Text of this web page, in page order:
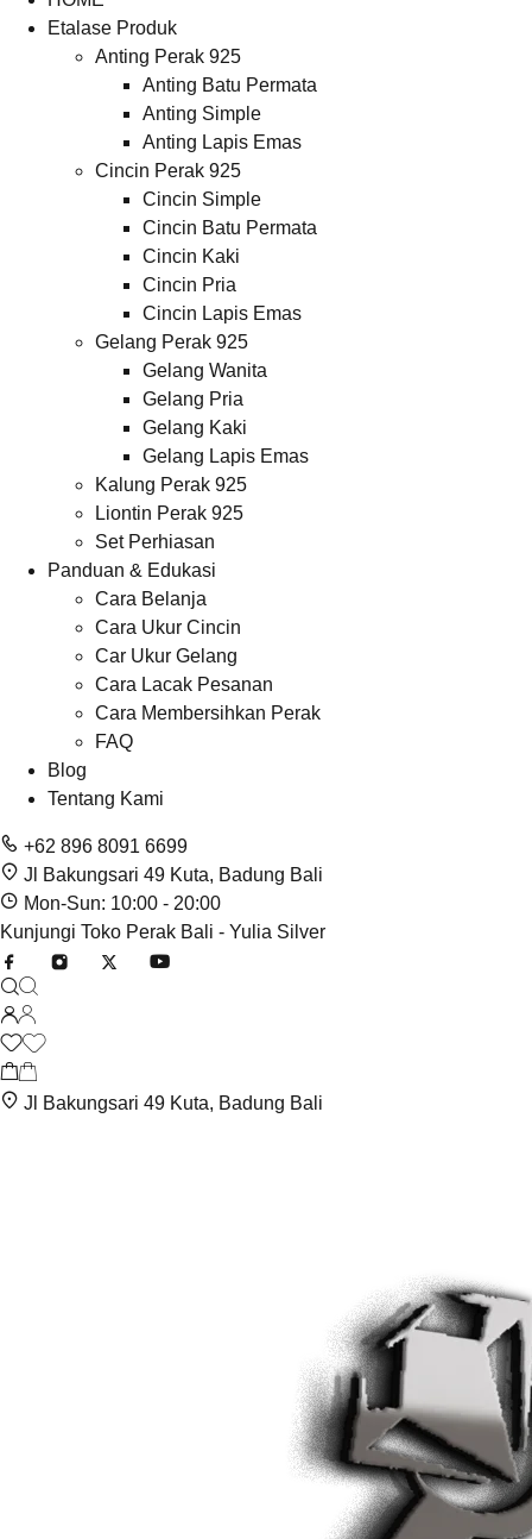
Etalase Produk
Anting Perak 925
Anting Batu Permata
Anting Simple
Anting Lapis Emas
Cincin Perak 925
Cincin Simple
Cincin Batu Permata
Cincin Kaki
Cincin Pria
Cincin Lapis Emas
Gelang Perak 925
Gelang Wanita
Gelang Pria
Gelang Kaki
Gelang Lapis Emas
Kalung Perak 925
Liontin Perak 925
Set Perhiasan
Panduan & Edukasi
Cara Belanja
Cara Ukur Cincin
Car Ukur Gelang
Cara Lacak Pesanan
Cara Membersihkan Perak
FAQ
Blog
Tentang Kami
+62 896 8091 6699
Jl Bakungsari 49 Kuta, Badung Bali
Mon-Sun: 10:00 - 20:00
Kunjungi Toko Perak Bali - Yulia Silver
Jl Bakungsari 49 Kuta, Badung Bali